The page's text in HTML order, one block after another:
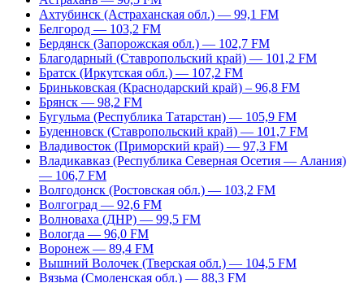
Ахтубинск (Астраханская обл.) — 99,1 FM
Белгород — 103,2 FM
Бердянск (Запорожская обл.) — 102,7 FM
Благодарный (Ставропольский край) — 101,2 FM
Братск (Иркутская обл.) — 107,2 FM
Бриньковская (Краснодарский край) – 96,8 FM
Брянск — 98,2 FM
Бугульма (Республика Татарстан) — 105,9 FM
Буденновск (Ставропольский край) — 101,7 FM
Владивосток (Приморский край) — 97,3 FM
Владикавказ (Республика Северная Осетия — Алания)
— 106,7 FM
Волгодонск (Ростовская обл.) — 103,2 FM
Волгоград — 92,6 FM
Волноваха (ДНР) — 99,5 FM
Вологда — 96,0 FM
Воронеж — 89,4 FM
Вышний Волочек (Тверская обл.) — 104,5 FM
Вязьма (Смоленская обл.) — 88,3 FM